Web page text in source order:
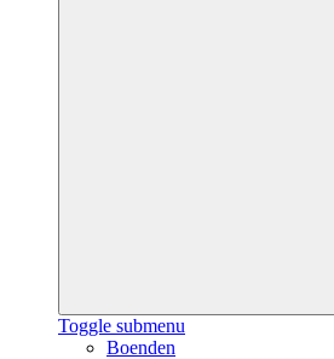
Toggle submenu
Boenden